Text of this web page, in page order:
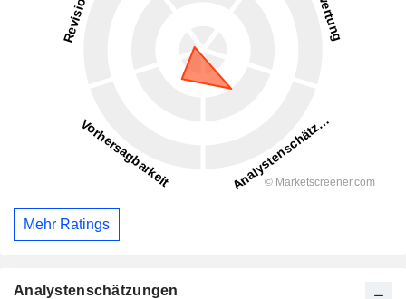
Mehr Ratings
Analystenschätzungen